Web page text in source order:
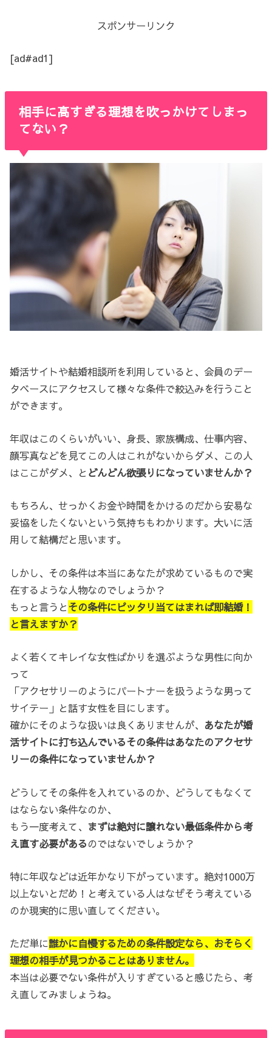
スポンサーリンク
[ad#ad1]
相手に高すぎる理想を吹っかけてしまっ
てない？
婚活サイトや結婚相談所を利用していると、会員のデー
タベースにアクセスして様々な条件で絞込みを行うこと
ができます。
年収はこのくらいがいい、身長、家族構成、仕事内容、
顔写真などを見てこの人はこれがないからダメ、この人
はここがダメ、と どんどん欲張りになっていませんか？
もちろん、せっかくお金や時間をかけるのだから安易な
妥協をしたくないという気持ちもわかります。大いに活
用して結構だと思います。
しかし、その条件は本当にあなたが求めているもので実
在するような人物なのでしょうか？
もっと言うとその条件にピッタリ当てはまれば即結婚！
と言えますか？
よく若くてキレイな女性ばかりを選ぶような男性に向か
って
「アクセサリーのようにパートナーを扱うような男って
サイテー」と話す女性を目にします。
確かにそのような扱いは良くありませんが、 あなたが婚
活サイトに打ち込んでいるその条件はあなたのアクセサ
リーの条件になっていませんか？
どうしてその条件を入れているのか、どうしてもなくて
はならない条件なのか、
もう一度考えて、 まずは絶対に譲れない最低条件から考
え直す必要があるのではないでしょうか？
特に年収などは近年かなり下がっています。絶対1000万
以上ないとだめ！と考えている人はなぜそう考えている
のか現実的に思い直してください。
ただ単に誰かに自慢するための条件設定なら、おそらく
理想の相手が見つかることはありません。
本当は必要でない条件が入りすぎていると感じたら、考
え直してみましょうね。